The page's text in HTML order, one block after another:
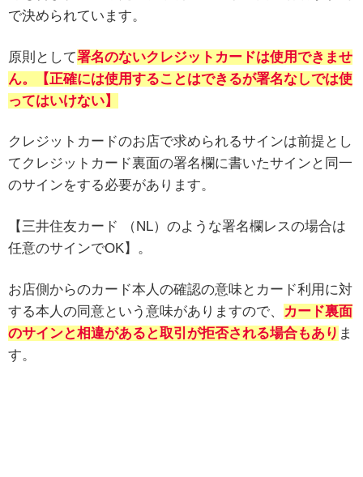
で決められています。
原則として署名のないクレジットカードは使用できませ
ん。【正確には使用することはできるが署名なしでは使
ってはいけない】
クレジットカードのお店で求められるサインは前提とし
てクレジットカード裏面の署名欄に書いたサインと同一
のサインをする必要があります。
【三井住友カード （NL）のような署名欄レスの場合は
任意のサインでOK】。
お店側からのカード本人の確認の意味とカード利用に対
する本人の同意という意味がありますので、 カード裏面
のサインと相違があると取引が拒否される場合もあり ま
す。